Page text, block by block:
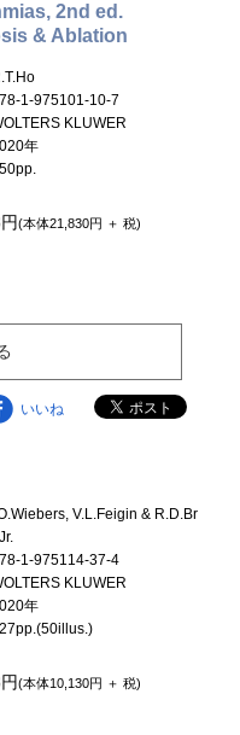
2nd ed.
& Ablation
1-975101-10-7
KLUWER
年
(本体21,830円 ＋ 税)
いいね
V.L.Feigin & R.D.Br
1-975114-37-4
KLUWER
年
(本体10,130円 ＋ 税)